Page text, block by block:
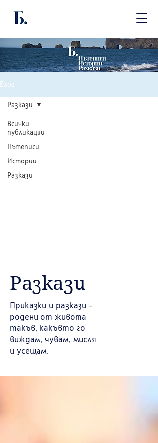
Блог
Всички
публикации
Пътеписи
Истории
Разкази
Разкази
Разкази
Приказки и разкази –
родени от живота
такъв, какъвто го
виждам, чувам, мисля
и усещам.